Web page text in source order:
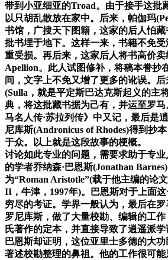
带到小亚细亚的Troad。由于接手这批
以只胡乱散放在家中。后来，帕伽玛
书馆，广搜天下图籍，这家的后人怕
批书埋于地下。这样一来，书籍不免
重受损。再后来，这家后人将书高价
Apellion。此人试图修补，将稿本誊抄
间，文字上不免又增了更多的讹误。
(Sulla，就是平定斯巴达克斯起义的主
典，将这批藏书据为己有，并运至罗
马名人传·苏拉列传》中又记，最后是
尼库斯(Andronicus of Rhodes)得到抄
于众。以上就是这段故事的梗概。
讨论如此专业的问题，需要求助于专
的学者乔纳森·巴恩斯(Jonathan
为“Roman Aristotle”(载于他主编的论
II，牛津，1997年)。巴恩斯对于上面
穷尽的考证。学界一般认为，最后在
罗尼库斯，做了大量校勘、编辑的工
氏著作的定本，并直接导致了逍遥派学
巴恩斯却证明，这位亚里士多德的大
著述校勘整理的鼻祖。他的工作很可